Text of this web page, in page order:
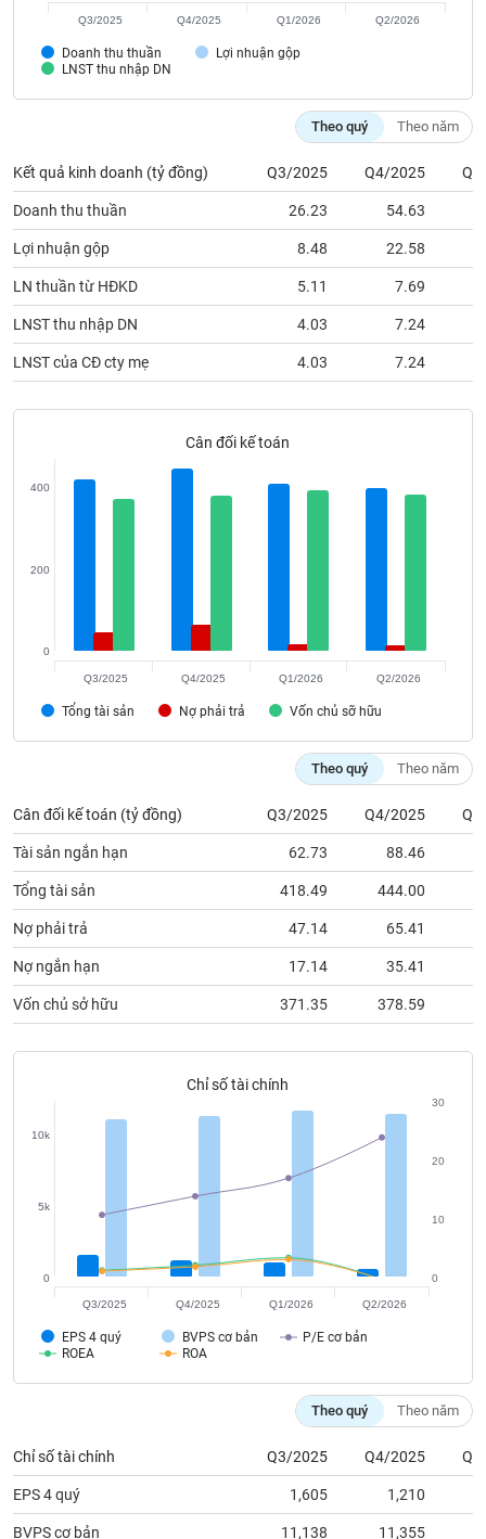
Doanh thu thuần
Lợi nhuận gộp
LNST thu nhập DN
Q3/2025 Q4/2025 Q1/2026 Q2/2026
Theo quý Theo năm
Kết quả kinh doanh (tỷ đồng) Q3/2025 Q4/2025
Doanh thu thuần 26.23 54.63
Lợi nhuận gộp 8.48 22.58
LN thuần từ HĐKD 5.11 7.69
LNST thu nhập DN 4.03 7.24
LNST của CĐ cty mẹ 4.03 7.24
Cân đối kế toán
Tổng tài sản Nợ phải trả Vốn chủ sỡ hữu
0
200
400
Q3/2025 Q4/2025 Q1/2026 Q2/2026
Theo quý Theo năm
Cân đối kế toán (tỷ đồng) Q3/2025 Q4/2025
Tài sản ngắn hạn 62.73 88.46
Tổng tài sản 418.49 444.00
Nợ phải trả 47.14 65.41
Nợ ngắn hạn 17.14 35.41
Vốn chủ sở hữu 371.35 378.59
Chỉ số tài chính
EPS 4 quý BVPS cơ bản
P/E cơ bản
ROEA
ROA
0
5k
10k
0
10
20
30
Q3/2025 Q4/2025 Q1/2026 Q2/2026
Theo quý Theo năm
Chỉ số tài chính Q3/2025 Q4/2025
EPS 4 quý 1,605 1,210
BVPS cơ bản 11,138 11,355
Bài
viết
tác
Báo
cáo
phân
tích
(-)
Thuật
ngữ
(-)
(-)
tạo
chính
Công
cụ
tư
thông
chính